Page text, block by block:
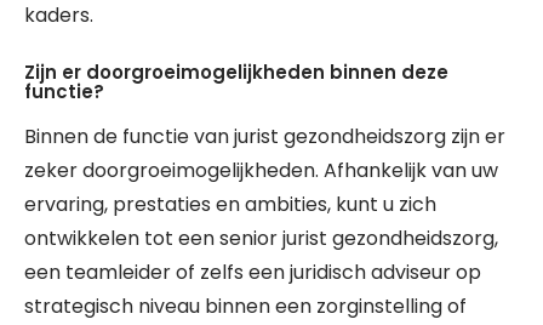
kaders.
Zijn er doorgroeimogelijkheden binnen deze
functie?
Binnen de functie van jurist gezondheidszorg zijn er
zeker doorgroeimogelijkheden. Afhankelijk van uw
ervaring, prestaties en ambities, kunt u zich
ontwikkelen tot een senior jurist gezondheidszorg,
een teamleider of zelfs een juridisch adviseur op
strategisch niveau binnen een zorginstelling of